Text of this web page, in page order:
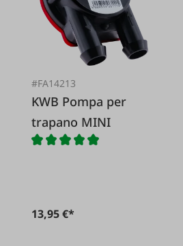
#FA14213
KWB Pompa per
trapano MINI
13,95 €*